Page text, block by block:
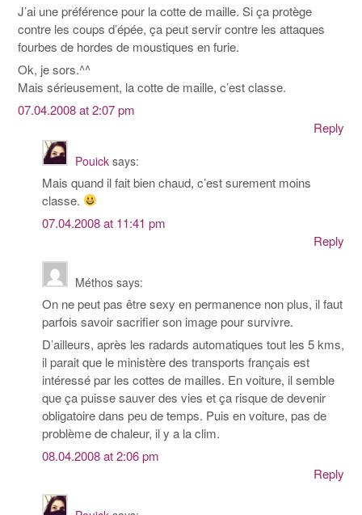
J’ai une préférence pour la cotte de maille. Si ça protège
contre les coups d’épée, ça peut servir contre les attaques
fourbes de hordes de moustiques en furie.
Ok, je sors.^^
Mais sérieusement, la cotte de maille, c’est classe.
07.04.2008 at 2:07 pm
Reply
Pouick says:
Mais quand il fait bien chaud, c’est surement moins
classe.
07.04.2008 at 11:41 pm
Reply
Méthos says:
On ne peut pas être sexy en permanence non plus, il faut
parfois savoir sacrifier son image pour survivre.
D’ailleurs, après les radards automatiques tout les 5 kms,
il parait que le ministère des transports français est
intéressé par les cottes de mailles. En voiture, il semble
que ça puisse sauver des vies et ça risque de devenir
obligatoire dans peu de temps. Puis en voiture, pas de
problème de chaleur, il y a la clim.
08.04.2008 at 2:06 pm
Reply